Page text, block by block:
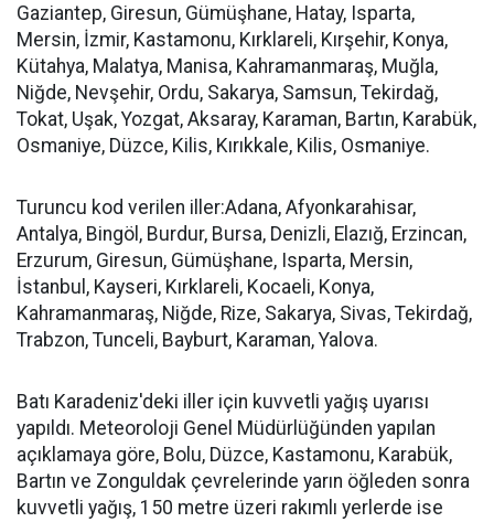
Gaziantep, Giresun, Gümüşhane, Hatay, Isparta,
Mersin, İzmir, Kastamonu, Kırklareli, Kırşehir, Konya,
Kütahya, Malatya, Manisa, Kahramanmaraş, Muğla,
Niğde, Nevşehir, Ordu, Sakarya, Samsun, Tekirdağ,
Tokat, Uşak, Yozgat, Aksaray, Karaman, Bartın, Karabük,
Osmaniye, Düzce, Kilis, Kırıkkale, Kilis, Osmaniye.
Turuncu kod verilen iller:Adana, Afyonkarahisar,
Antalya, Bingöl, Burdur, Bursa, Denizli, Elazığ, Erzincan,
Erzurum, Giresun, Gümüşhane, Isparta, Mersin,
İstanbul, Kayseri, Kırklareli, Kocaeli, Konya,
Kahramanmaraş, Niğde, Rize, Sakarya, Sivas, Tekirdağ,
Trabzon, Tunceli, Bayburt, Karaman, Yalova.
Batı Karadeniz'deki iller için kuvvetli yağış uyarısı
yapıldı. Meteoroloji Genel Müdürlüğünden yapılan
açıklamaya göre, Bolu, Düzce, Kastamonu, Karabük,
Bartın ve Zonguldak çevrelerinde yarın öğleden sonra
kuvvetli yağış, 150 metre üzeri rakımlı yerlerde ise